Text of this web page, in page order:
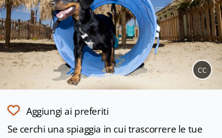
CC
Aggiungi ai preferiti
Se cerchi una spiaggia in cui trascorrere le tue